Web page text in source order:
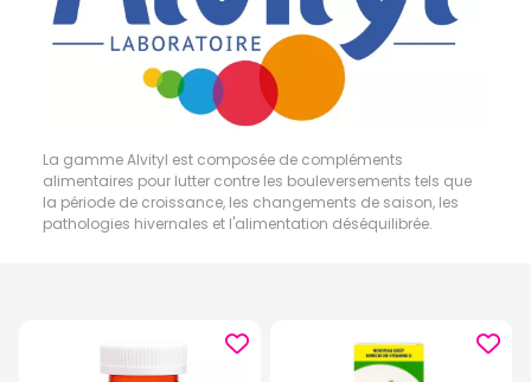
La gamme Alvityl est composée de compléments
alimentaires pour lutter contre les bouleversements tels que
la période de croissance, les changements de saison, les
pathologies hivernales et l'alimentation déséquilibrée.